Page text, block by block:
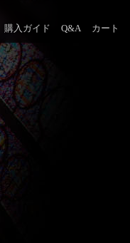
購入ガイド Q&A カート